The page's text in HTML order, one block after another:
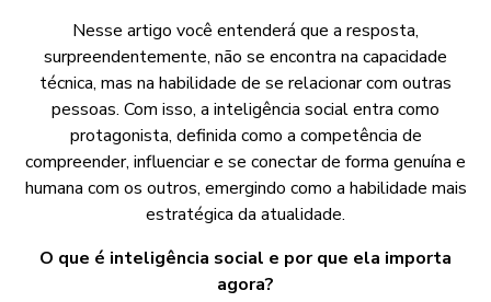
Nesse artigo você entenderá que a resposta,
surpreendentemente, não se encontra na capacidade
técnica, mas na habilidade de se relacionar com outras
pessoas. Com isso, a inteligência social entra como
protagonista, definida como a competência de
compreender, influenciar e se conectar de forma genuína e
humana com os outros, emergindo como a habilidade mais
estratégica da atualidade.
O que é inteligência social e por que ela importa
agora?